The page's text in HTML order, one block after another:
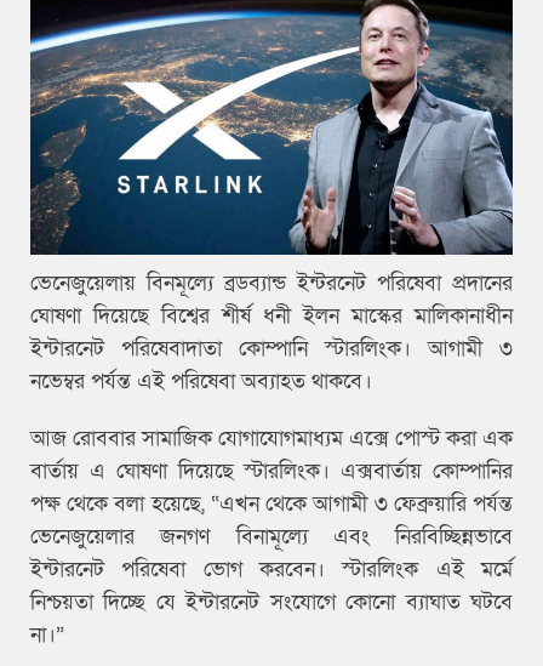
ভেনেজুয়েলায় বিনমূল্যে ব্রডব্যান্ড ইন্টরনেট পরিষেবা প্রদানের
ঘোষণা দিয়েছে বিশ্বের শীর্ষ ধনী ইলন মাস্কের মালিকানাধীন
ইন্টারনেট পরিষেবাদাতা কোম্পানি স্টারলিংক। আগামী ৩
নভেম্বর পর্যন্ত এই পরিষেবা অব্যাহত থাকবে।
আজ রোববার সামাজিক যোগাযোগমাধ্যম এক্সে পোস্ট করা এক
বার্তায় এ ঘোষণা দিয়েছে স্টারলিংক। এক্সবার্তায় কোম্পানির
পক্ষ থেকে বলা হয়েছে, “এখন থেকে আগামী ৩ ফেব্রুয়ারি পর্যন্ত
ভেনেজুয়েলার জনগণ বিনামূল্যে এবং নিরবিচ্ছিন্নভাবে
ইন্টারনেট পরিষেবা ভোগ করবেন। স্টারলিংক এই মর্মে
নিশ্চয়তা দিচ্ছে যে ইন্টারনেট সংযোগে কোনো ব্যাঘাত ঘটবে
না।”